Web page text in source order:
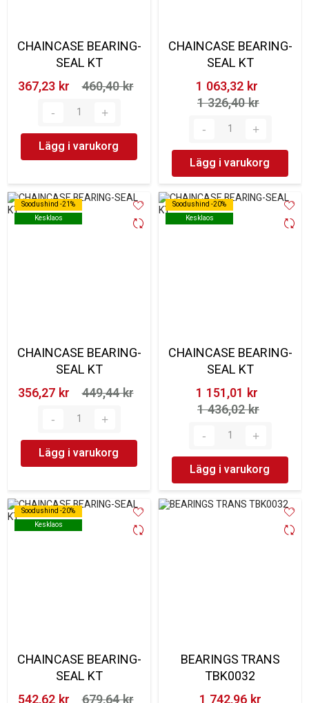
CHAINCASE BEARING-
SEAL KT
367,23 kr‎
460,40 kr‎
Lägg i varukorg
CHAINCASE BEARING-
SEAL KT
1 063,32 kr‎
1 326,40 kr‎
Lägg i varukorg
Soodushind -21%
Kesklaos
Soodushind -21%
Kesklaos
CHAINCASE BEARING-
SEAL KT
356,27 kr‎
449,44 kr‎
Lägg i varukorg
Soodushind -20%
Kesklaos
Soodushind -20%
Kesklaos
CHAINCASE BEARING-
SEAL KT
1 151,01 kr‎
1 436,02 kr‎
Lägg i varukorg
Soodushind -20%
Kesklaos
Soodushind -20%
Kesklaos
CHAINCASE BEARING-
SEAL KT
BEARINGS TRANS
TBK0032